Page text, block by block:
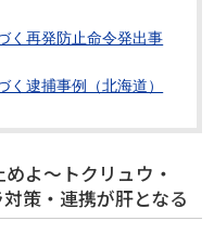
く再発防止命令発出事
く逮捕事例（北海道）
よ～トクリュウ・
策・連携が肝となる